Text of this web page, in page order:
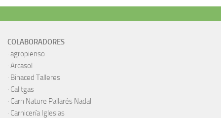
COLABORADORES
· agropienso
· Arcasol
· Binaced Talleres
· Calitgas
· Carn Nature Pallarés Nadal
· Carnicería Iglesias